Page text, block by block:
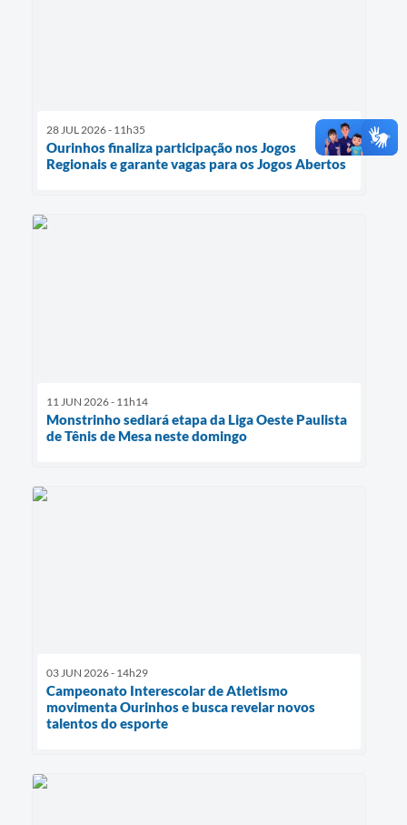
28 JUL 2026 - 11h35
Ourinhos finaliza participação nos Jogos
Regionais e garante vagas para os Jogos Abertos
11 JUN 2026 - 11h14
Monstrinho sediará etapa da Liga Oeste Paulista
de Tênis de Mesa neste domingo
03 JUN 2026 - 14h29
Campeonato Interescolar de Atletismo
movimenta Ourinhos e busca revelar novos
talentos do esporte